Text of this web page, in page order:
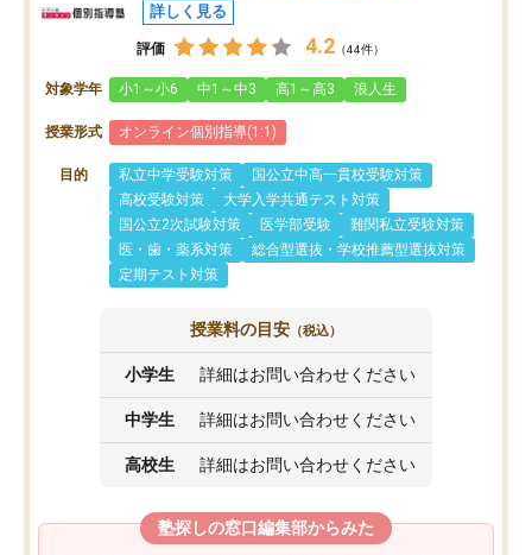
詳しく見る
評価 4.2 （44件）
対象学年 小1～小6 中1～中3 高1～高3 浪人生
授業形式 オンライン個別指導(1:1)
目的 私立中学受験対策
国公立中高一貫校受験対策
高校受験対策
大学入学共通テスト対策
国公立2次試験対策
医学部受験
難関私立受験対策
医・歯・薬系対策
総合型選抜・学校推薦型選抜対策
定期テスト対策
授業料の目安 （税込）
小学生 詳細はお問い合わせください
中学生 詳細はお問い合わせください
高校生 詳細はお問い合わせください
塾探しの窓口編集部からみた